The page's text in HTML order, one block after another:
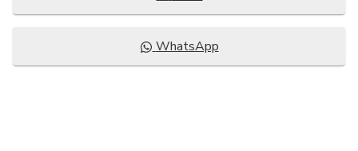
en
Compartir
en
WhatsApp